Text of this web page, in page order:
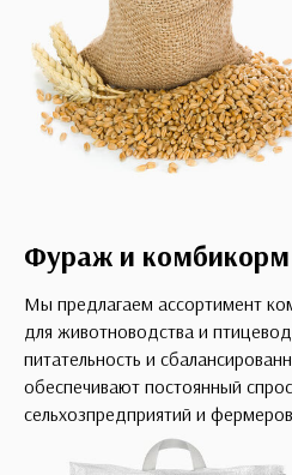
Фураж и комбикорм
Мы предлагаем ассортимент
для животноводства и
питательность и
обеспечивают постоянный спрос
сельхозпредприятий и